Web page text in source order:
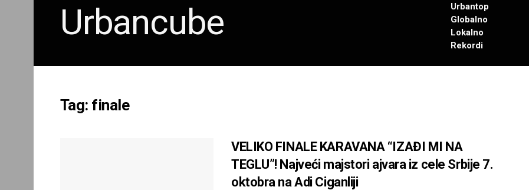
Urbancube
Urbantop
Globalno
Lokalno
Rekordi
Tag: finale
VELIKO FINALE KARAVANA “IZAĐI MI NA
TEGLU”! Najveći majstori ajvara iz cele Srbije 7.
oktobra na Adi Ciganliji